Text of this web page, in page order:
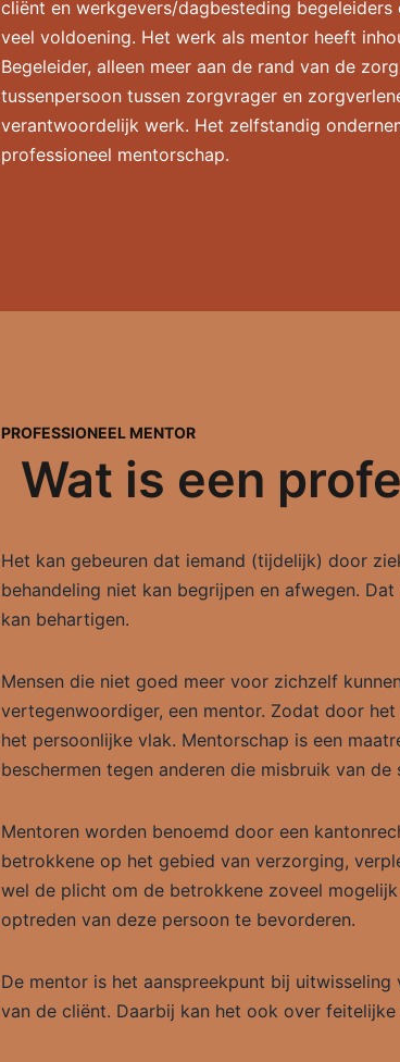
cliënt en werkgevers/dagbesteding
veel voldoening. Het werk als mentor heeft
Begeleider, alleen meer aan de rand van de
tussenpersoon tussen zorgvrager en
verantwoordelijk werk. Het zelfstandig
professioneel mentorschap.
PROFESSIONEEL MENTOR
Wat is een
Het kan gebeuren dat iemand (tijdelijk) door
behandeling niet kan begrijpen en afwegen.
kan behartigen.
Mensen die niet goed meer voor zichzelf
vertegenwoordiger, een mentor. Zodat door
het persoonlijke vlak. Mentorschap is een
beschermen tegen anderen die misbruik van de
Mentoren worden benoemd door een
betrokkene op het gebied van verzorging,
wel de plicht om de betrokkene zoveel
optreden van deze persoon te bevorderen.
De mentor is het aanspreekpunt bij
van de cliënt. Daarbij kan het ook over